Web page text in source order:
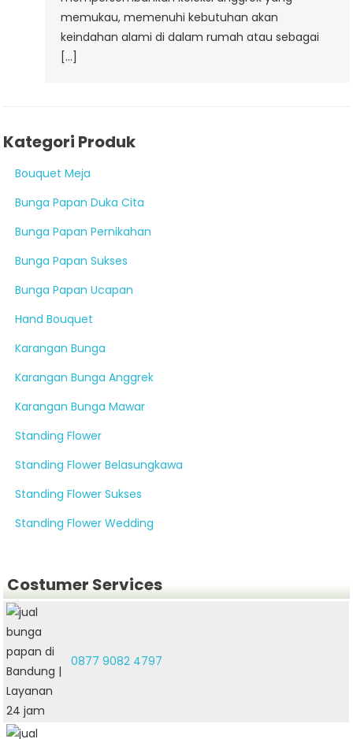
memukau, memenuhi kebutuhan akan
keindahan alami di dalam rumah atau sebagai
[…]
Kategori Produk
Bouquet Meja
Bunga Papan Duka Cita
Bunga Papan Pernikahan
Bunga Papan Sukses
Bunga Papan Ucapan
Hand Bouquet
Karangan Bunga
Karangan Bunga Anggrek
Karangan Bunga Mawar
Standing Flower
Standing Flower Belasungkawa
Standing Flower Sukses
Standing Flower Wedding
Costumer Services
0877 9082 4797